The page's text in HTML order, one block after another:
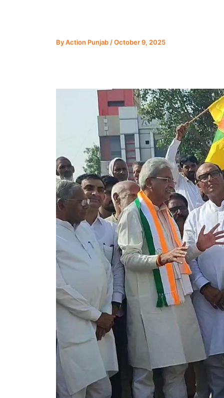
ByAction Punjab /October 9, 2025